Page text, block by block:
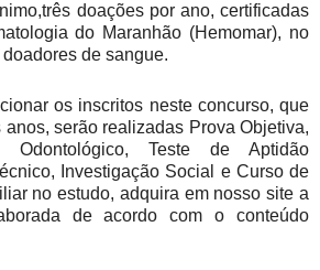
doações por ano, certificadas
do Maranhão (Hemomar), no
de sangue.
os inscritos neste concurso, que
serão realizadas Prova Objetiva,
Odontológico, Teste de Aptidão
Investigação Social e Curso de
no estudo, adquira em nosso site a
de acordo com o conteúdo